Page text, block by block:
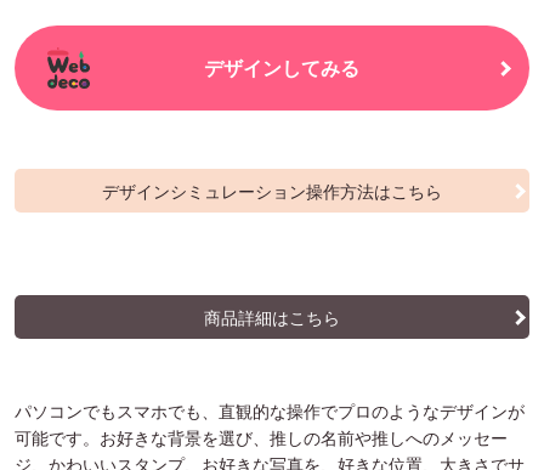
デザインしてみる
デザインシミュレーション操作方法はこちら
商品詳細はこちら
パソコンでもスマホでも、直観的な操作でプロのようなデザインが
可能です。お好きな背景を選び、推しの名前や推しへのメッセー
ジ、かわいいスタンプ、お好きな写真を、好きな位置、大きさでサ